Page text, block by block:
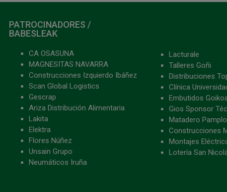
PATROCINADORES /
BABESLEAK
CA OSASUNA
MAGNESITAS NAVARRA
Construcciones Izquierdo Ibáñez
Scan Global Logistics
Gescrap
Ariza Distribución Alimentaria
Lakita
Elektra
Flores Núñez
Unsain Grupo
Neumáticos Iruña
Lacturale
Talleres Goñi
Distribuciones
Clínica
Embutidos
Gios Sponsor
Matadero
Construcciones
Montajes
Lotería San